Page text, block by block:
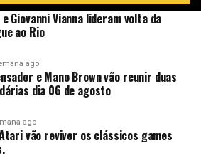
ago
Giovanni Vianna lideram volta da
ao Rio
ago
e Mano Brown vão reunir duas
dia 06 de agosto
ago
vão reviver os clássicos games